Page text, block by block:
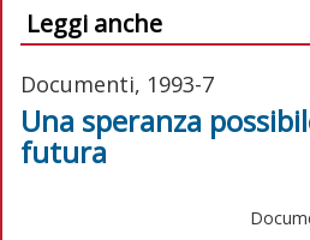
Leggi anche
Documenti, 1993-7
Una speranza
futura